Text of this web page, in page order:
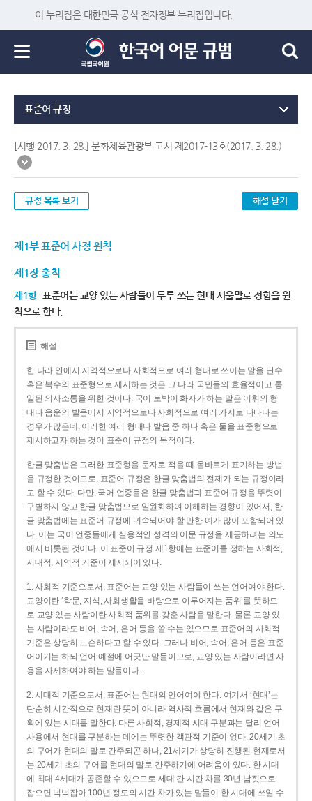
이 누리집은 대한민국 공식 전자정부 누리집입니다.
표준어 규정
[시행 2017. 3. 28.] 문화체육관광부 고시 제2017-13호(2017. 3. 28.)
규정 목록 보기 해설 닫기
제1부 표준어 사정 원칙
제1장 총칙
제1항 표준어는 교양 있는 사람들이 두루 쓰는 현대 서울말로 정함을 원
칙으로 한다.
해설
한 나라 안에서 지역적으로나 사회적으로 여러 형태로 쓰이는 말을 단수
혹은 복수의 표준형으로 제시하는 것은 그 나라 국민들의 효율적이고 통
일된 의사소통을 위한 것이다. 국어 토박이 화자가 하는 말은 어휘의 형
태나 음운의 발음에서 지역적으로나 사회적으로 여러 가지로 나타나는
경우가 많은데, 이러한 여러 형태나 발음 중 하나 혹은 둘을 표준형으로
제시하고자 하는 것이 표준어 규정의 목적이다.
한글 맞춤법은 그러한 표준형을 문자로 적을 때 올바르게 표기하는 방법
을 규정한 것이므로, 표준어 규정은 한글 맞춤법의 전제가 되는 규정이라
고 할 수 있다. 다만, 국어 언중들은 한글 맞춤법과 표준어 규정을 뚜렷이
구별하지 않고 한글 맞춤법으로 일원화하여 이해하는 경향이 있어서, 한
글 맞춤법에는 표준어 규정에 귀속되어야 할 만한 예가 많이 포함되어 있
다. 이는 국어 언중들에게 실용적인 성격의 어문 규정을 제공하려는 의도
에서 비롯된 것이다. 이 표준어 규정 제1항에는 표준어를 정하는 사회적,
시대적, 지역적 기준이 제시되어 있다.
1. 사회적 기준으로서, 표준어는 교양 있는 사람들이 쓰는 언어여야 한다.
교양이란 ‘학문, 지식, 사회생활을 바탕으로 이루어지는 품위’를 뜻하므
로 교양 있는 사람이란 사회적 품위를 갖춘 사람을 말한다. 물론 교양 있
는 사람이라도 비어, 속어, 은어 등을 쓸 수는 있으므로 표준어의 사회적
기준은 상당히 느슨하다고 할 수 있다. 그러나 비어, 속어, 은어 등은 표준
어이기는 하되 언어 예절에 어긋난 말들이므로, 교양 있는 사람이라면 사
용을 자제하여야 하는 말들이다.
2. 시대적 기준으로서, 표준어는 현대의 언어여야 한다. 여기서 ‘현대’는
단순히 시간적으로 현재란 뜻이 아니라 역사적 흐름에서 현재와 같은 구
획에 있는 시대를 말한다. 다른 사회적, 경제적 시대 구분과는 달리 언어
사용에서 현대를 구분하는 데에는 뚜렷한 객관적 기준이 없다. 20세기 초
의 구어가 현대의 말로 간주되곤 하나, 21세기가 상당히 진행된 현재로서
는 20세기 초의 구어를 현대의 말로 간주하기에 어려움이 있다. 한 시대
에 최대 4세대가 공존할 수 있으므로 세대 간 시간 차를 30년 남짓으로
잡으면 넉넉잡아 100년 정도의 시간 차가 있는 말들이 한 시대에 쓰일 수